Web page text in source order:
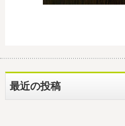
最近の投稿